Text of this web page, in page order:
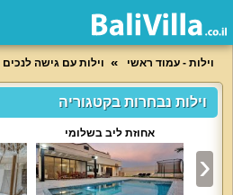
וילות - עמוד ראשי וילות עם גישה לנכים
וילות נבחרות בקטגוריה
אחוזת ליב בשלומי